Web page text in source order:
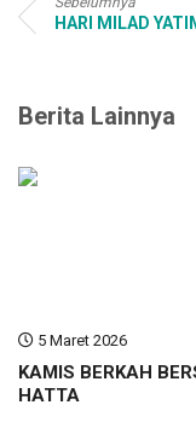
HARI MILAD
Berita Lainnya
5 Maret 2026
KAMIS BERKAH
HATTA